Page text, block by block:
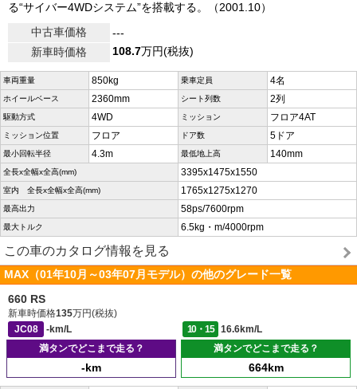
る“サイバー4WDシステム”を搭載する。（2001.10）
中古車価格
---
新車時価格
108.7万円(税抜)
車両重量 850kg 乗車定員 4名
ホイールベース 2360mm シート列数 2列
駆動方式 4WD ミッション フロア4AT
ミッション位置 フロア ドア数 5ドア
最小回転半径 4.3m 最低地上高 140mm
全長x全幅x全高(mm) 3395x1475x1550
室内 全長x全幅x全高(mm) 1765x1275x1270
最高出力 58ps/7600rpm
最大トルク 6.5kg・m/4000rpm
この車のカタログ情報を見る
MAX（01年10月～03年07月モデル）の他のグレード一覧
660 RS
新車時価格135万円(税抜)
JC08
-km/L 10・15
16.6km/L
満タンでどこまで走る？
-km
満タンでどこまで走る？
664km